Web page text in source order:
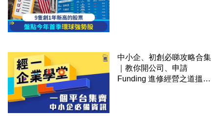
中小企、初創必睇攻略合集
｜教你開公司、申請
Funding 進修經營之道搵大